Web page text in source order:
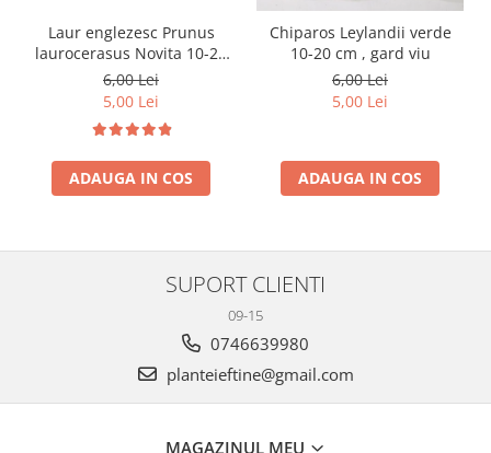
Laur englezesc Prunus
laurocerasus Novita 10-20
cm
6,00 Lei
5,00 Lei
ADAUGA IN COS
Chiparos Leylandii verde
10-20 cm , gard viu
6,00 Lei
5,00 Lei
ADAUGA IN COS
SUPORT CLIENTI
09-15
0746639980
planteieftine@gmail.com
MAGAZINUL MEU